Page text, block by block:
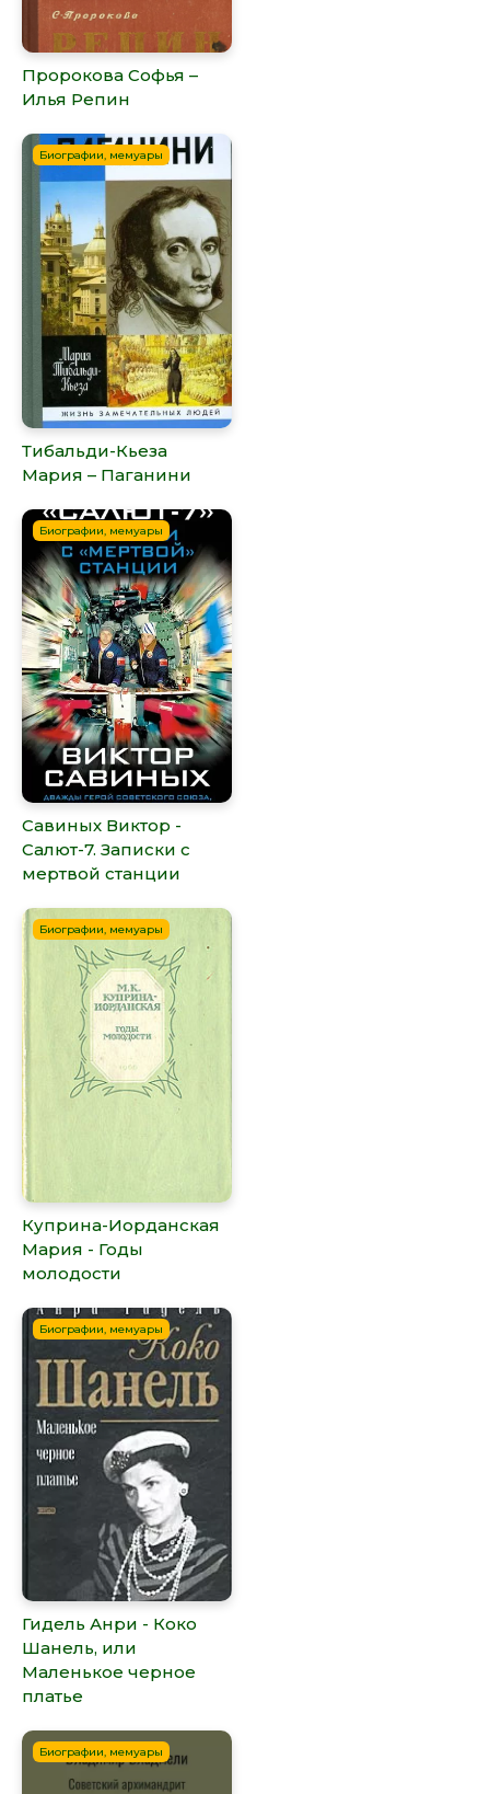
Пророкова Софья –
Илья Репин
Биографии, мемуары
Тибальди-Кьеза
Мария – Паганини
Биографии, мемуары
Савиных Виктор -
Салют-7. Записки с
мертвой станции
Биографии, мемуары
Куприна-Иорданская
Мария - Годы
молодости
Биографии, мемуары
Гидель Анри - Коко
Шанель, или
Маленькое черное
платье
Биографии, мемуары